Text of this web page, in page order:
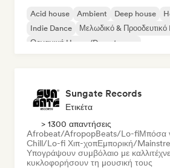
Acid house Ambient Deep house
Indie Dance
Μελωδικό & Προοδευτικό
Οργανική House/Downtempo
Sungate Records
Ετικέτα
> 1300 απαντήσεις
Afrobeat/AfropopBeats/Lo-fiΜπόσα
Chill/Lo-fi Χιπ-χοπΕμπορική/
Υπογράψουν συμβόλαιο με
κυκλοφορήσουν τη μουσική τους